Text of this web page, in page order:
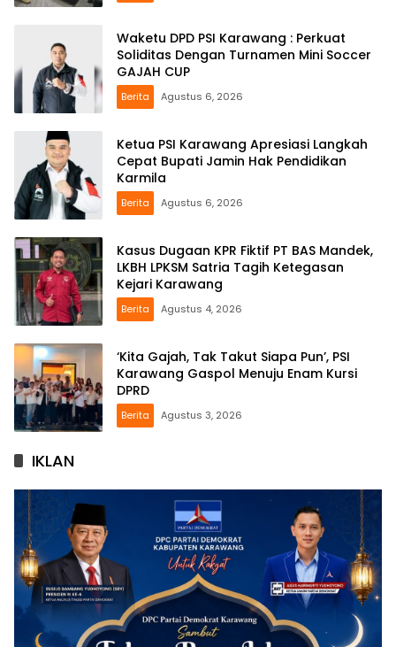
Waketu DPD PSI Karawang : Perkuat
Soliditas Dengan Turnamen Mini Soccer
GAJAH CUP
Berita Agustus 6, 2026
Ketua PSI Karawang Apresiasi Langkah
Cepat Bupati Jamin Hak Pendidikan
Karmila
Berita Agustus 6, 2026
Kasus Dugaan KPR Fiktif PT BAS Mandek,
LKBH LPKSM Satria Tagih Ketegasan
Kejari Karawang
Berita Agustus 4, 2026
‘Kita Gajah, Tak Takut Siapa Pun’, PSI
Karawang Gaspol Menuju Enam Kursi
DPRD
Berita Agustus 3, 2026
IKLAN